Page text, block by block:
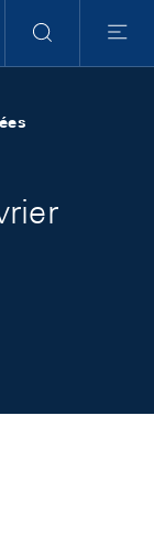
RechercheMenu